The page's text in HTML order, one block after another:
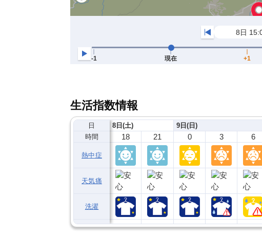
生活指数情報
日
時間
熱中症
天気痛
洗濯
8日(土)
18 21
9日(日)
0 3 6